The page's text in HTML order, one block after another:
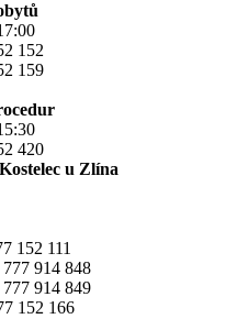
152
159
420
u Zlína
152 111
914 848
914 849
152 166